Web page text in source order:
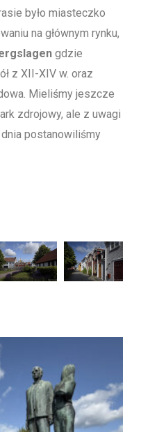
było miasteczko
na głównym rynku,
gdzie
z XII-XIV w. oraz
Mieliśmy jeszcze
zdrojowy, ale z uwagi
postanowiliśmy